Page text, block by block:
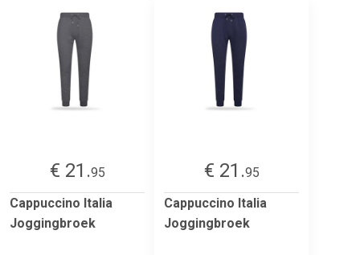
€ 21.95
Cappuccino Italia
Joggingbroek
€ 21.95
Cappuccino Italia
Joggingbroek